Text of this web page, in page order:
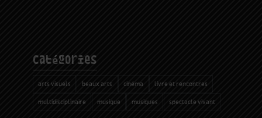
catégories
arts visuels beaux arts cinéma livre et rencontres
multidisciplinaire musique musiques spectacle vivant